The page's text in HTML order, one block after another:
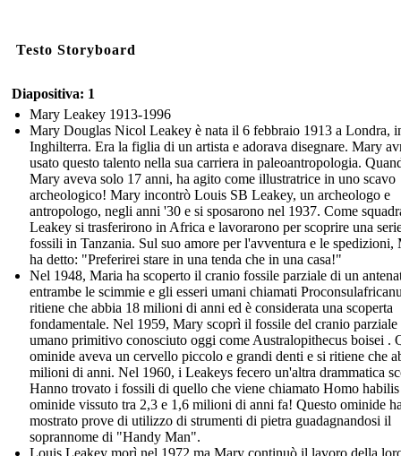
Testo Storyboard
Diapositiva: 1
Mary Leakey 1913-1996
Mary Douglas Nicol Leakey è nata il 6 febbraio 1913 a Londra,
Inghilterra. Era la figlia di un artista e adorava disegnare. Mary
usato questo talento nella sua carriera in paleoantropologia.
Mary aveva solo 17 anni, ha agito come illustratrice in uno scavo
archeologico! Mary incontrò Louis SB Leakey, un archeologo e
antropologo, negli anni '30 e si sposarono nel 1937. Come
Leakey si trasferirono in Africa e lavorarono per scoprire una
fossili in Tanzania. Sul suo amore per l'avventura e le spedizioni,
ha detto: "Preferirei stare in una tenda che in una casa!"
Nel 1948, Maria ha scoperto il cranio fossile parziale di un
entrambe le scimmie e gli esseri umani chiamati
ritiene che abbia 18 milioni di anni ed è considerata una scoperta
fondamentale. Nel 1959, Mary scoprì il fossile del cranio
umano primitivo conosciuto oggi come Australopithecus boisei .
ominide aveva un cervello piccolo e grandi denti e si ritiene che
milioni di anni. Nel 1960, i Leakeys fecero un'altra drammatica
Hanno trovato i fossili di quello che viene chiamato Homo
ominide vissuto tra 2,3 e 1,6 milioni di anni fa! Questo ominide
mostrato prove di utilizzo di strumenti di pietra guadagnandosi il
soprannome di "Handy Man".